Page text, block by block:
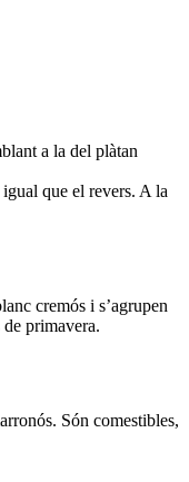
a la del plàtan
que el revers. A la
cremós i s’agrupen
primavera.
Són comestibles,